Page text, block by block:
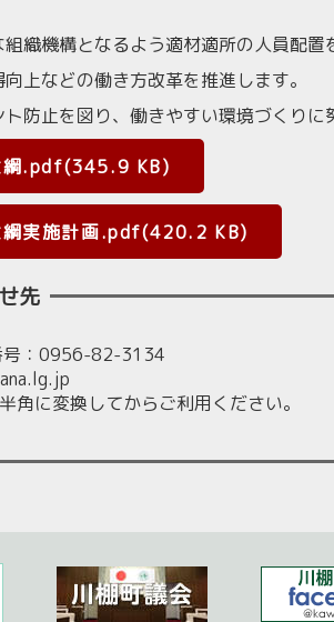
機構となるよう適材適所の人員配置
上などの働き方改革を推進します。
止を図り、働きやすい環境づくりに
綱.pdf(345.9 KB)
綱実施計画.pdf(420.2 KB)
先
：0956-82-3134
に変換してからご利用ください。